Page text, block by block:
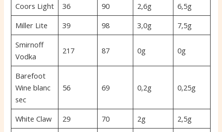
Coors Light
36 90 2,6g
6,5g
Miller Lite
39 98 3,0g
7,5g
Smirnoff
Vodka
217 87 0g 0g
Barefoot
Wine blanc
sec
56 69 0,2g 0,25g
White Claw 29 70 2g
2,5g